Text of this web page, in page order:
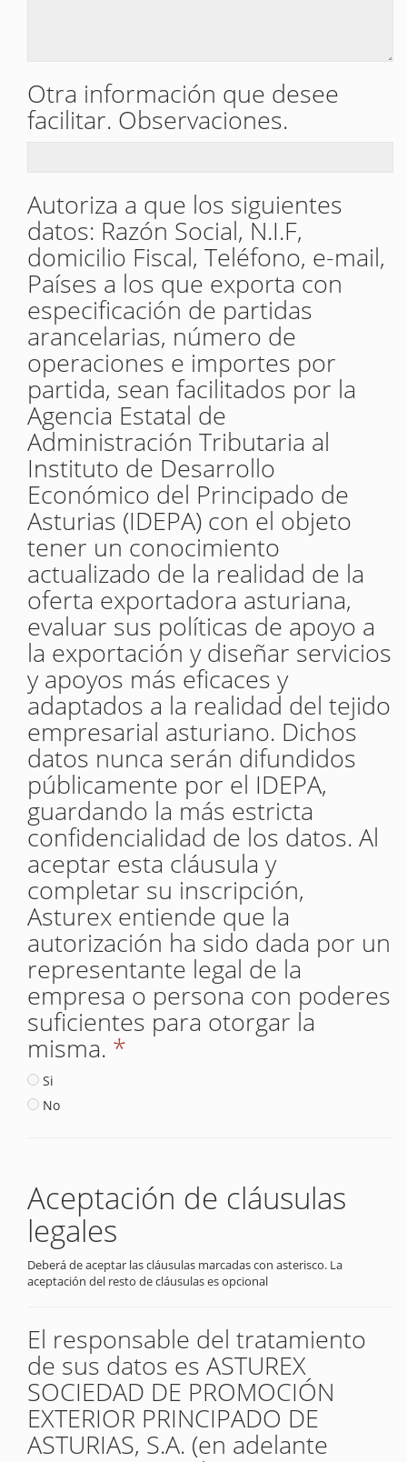
Otra información que desee
facilitar. Observaciones.
Autoriza a que los siguientes
datos: Razón Social, N.I.F,
domicilio Fiscal, Teléfono, e-mail,
Países a los que exporta con
especificación de partidas
arancelarias, número de
operaciones e importes por
partida, sean facilitados por la
Agencia Estatal de
Administración Tributaria al
Instituto de Desarrollo
Económico del Principado de
Asturias (IDEPA) con el objeto
tener un conocimiento
actualizado de la realidad de la
oferta exportadora asturiana,
evaluar sus políticas de apoyo a
la exportación y diseñar servicios
y apoyos más eficaces y
adaptados a la realidad del tejido
empresarial asturiano. Dichos
datos nunca serán difundidos
públicamente por el IDEPA,
guardando la más estricta
confidencialidad de los datos. Al
aceptar esta cláusula y
completar su inscripción,
Asturex entiende que la
autorización ha sido dada por un
representante legal de la
empresa o persona con poderes
suficientes para otorgar la
misma. *
Si
No
Aceptación de cláusulas
legales
Deberá de aceptar las cláusulas marcadas con asterisco. La
aceptación del resto de cláusulas es opcional
El responsable del tratamiento
de sus datos es ASTUREX
SOCIEDAD DE PROMOCIÓN
EXTERIOR PRINCIPADO DE
ASTURIAS, S.A. (en adelante